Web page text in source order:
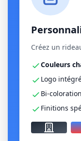
Créez un
Couleurs
Logo
Bi-
Finitions